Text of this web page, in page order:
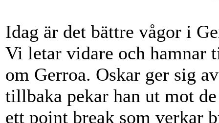
Idag är det bättre vågor i
Vi letar vidare och hamnar
om Gerroa. Oskar ger sig
tillbaka pekar han ut mot
ett point break som verkar